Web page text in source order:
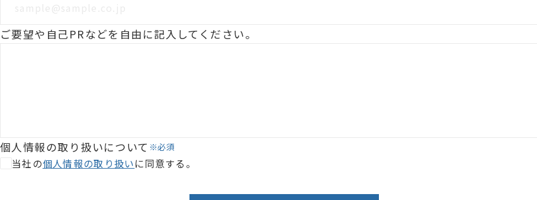
ご要望や自己PRなどを自由に記入してください。
個人情報の取り扱いについて ※必須
当社の個人情報の取り扱いに同意する。